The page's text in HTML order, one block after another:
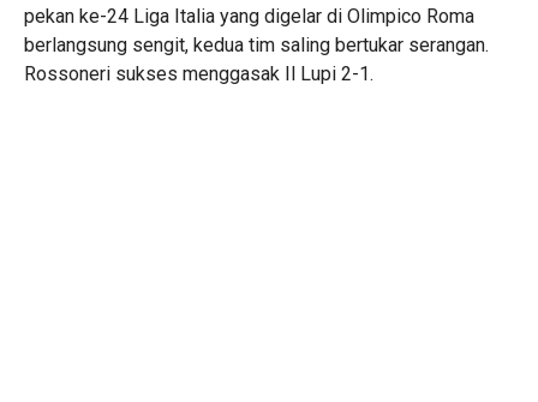
pekan ke-24 Liga Italia yang digelar di Olimpico Roma
berlangsung sengit, kedua tim saling bertukar serangan.
Rossoneri sukses menggasak Il Lupi 2-1.